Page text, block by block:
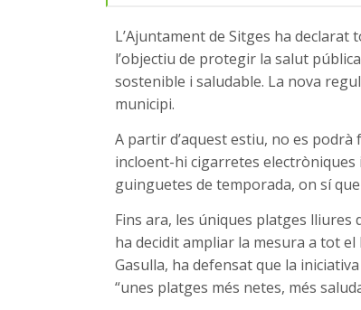
L’Ajuntament de Sitges ha
l’objectiu de protegir la salut
sostenible i saludable. La nova
municipi.
A partir d’aquest estiu, no es
incloent-hi cigarretes electròniques
guinguetes de temporada, on sí
Fins ara, les úniques platges lliures
ha decidit ampliar la mesura a tot
Gasulla, ha defensat que la
“unes platges més netes, més